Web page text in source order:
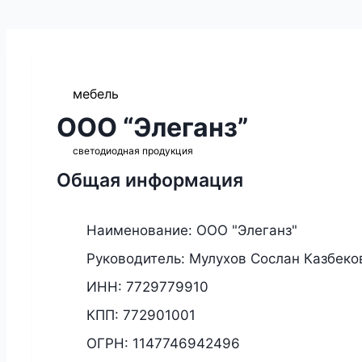
мебель
ООО “Элеганз”
светодиодная продукция
Общая информация
Наименование: ООО "Элеганз"
Руководитель: Мулухов Сослан
ИНН: 7729779910
КПП: 772901001
ОГРН: 1147746942496